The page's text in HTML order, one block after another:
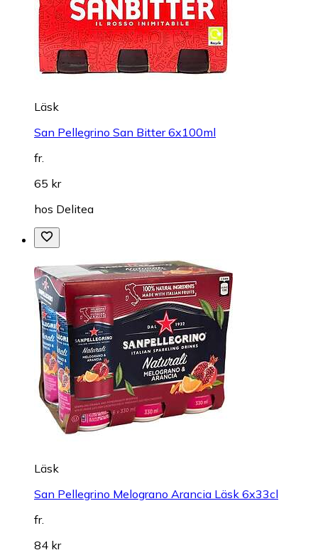
Läsk
San Pellegrino San Bitter 6x100ml
fr.
65 kr
hos Delitea
Läsk
San Pellegrino Melograno Arancia Läsk 6x33cl
fr.
84 kr